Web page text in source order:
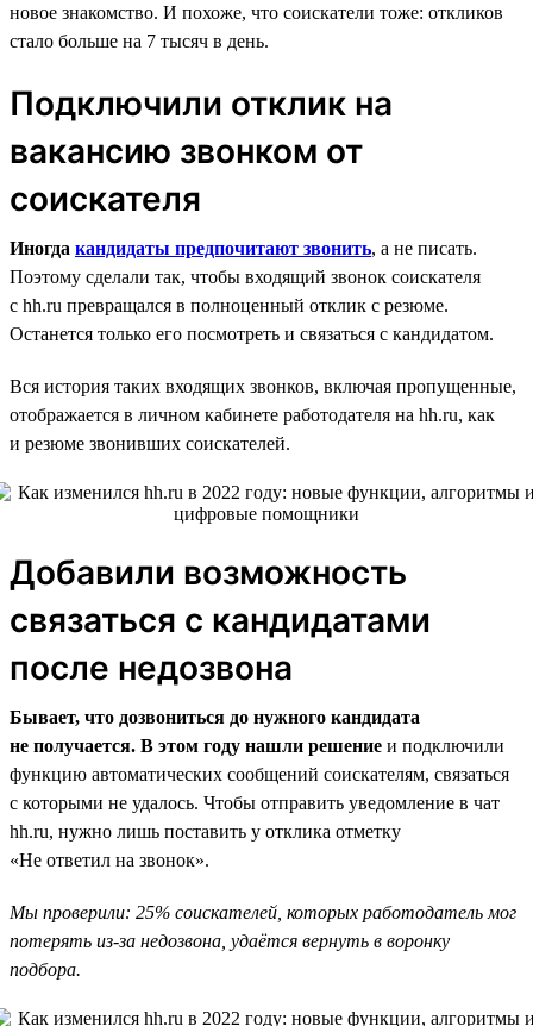
новое знакомство. И похоже, что соискатели тоже: откликов
стало больше на 7 тысяч в день.
Подключили отклик на
вакансию звонком от
соискателя
Иногда кандидаты предпочитают звонить, а не писать.
Поэтому сделали так, чтобы входящий звонок соискателя
с hh.ru превращался в полноценный отклик с резюме.
Останется только его посмотреть и связаться с кандидатом.
Вся история таких входящих звонков, включая пропущенные,
отображается в личном кабинете работодателя на hh.ru, как
и резюме звонивших соискателей.
Добавили возможность
связаться с кандидатами
после недозвона
Бывает, что дозвониться до нужного кандидата
не получается. В этом году нашли решение и подключили
функцию автоматических сообщений соискателям, связаться
с которыми не удалось. Чтобы отправить уведомление в чат
hh.ru, нужно лишь поставить у отклика отметку
«Не ответил на звонок».
Мы проверили: 25% соискателей, которых работодатель мог
потерять из-за недозвона, удаётся вернуть в воронку
подбора.